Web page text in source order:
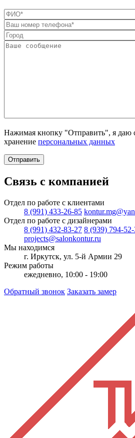
Нажимая кнопку "Отправить", я даю
хранение персональных данных
Отправить
Связь с компанией
Отдел по работе с клиентами
8 (991) 433-26-85
Отдел по работе с дизайнерами
8 (991) 432-83-27 8 (939) 794-
projects@salonkontur.ru
Мы находимся
г. Иркутск, ул. 5-й Армии 29
Режим работы
ежедневно, 10:00 - 19:00
Обратный звонок Заказать замер